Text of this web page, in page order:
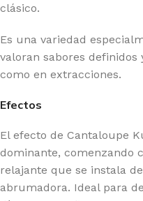
clásico.
Es una variedad
valoran sabores
como en extracciones.
Efectos
El efecto de Cantaloupe
dominante, comenzando
relajante que se instala
abrumadora. Ideal para